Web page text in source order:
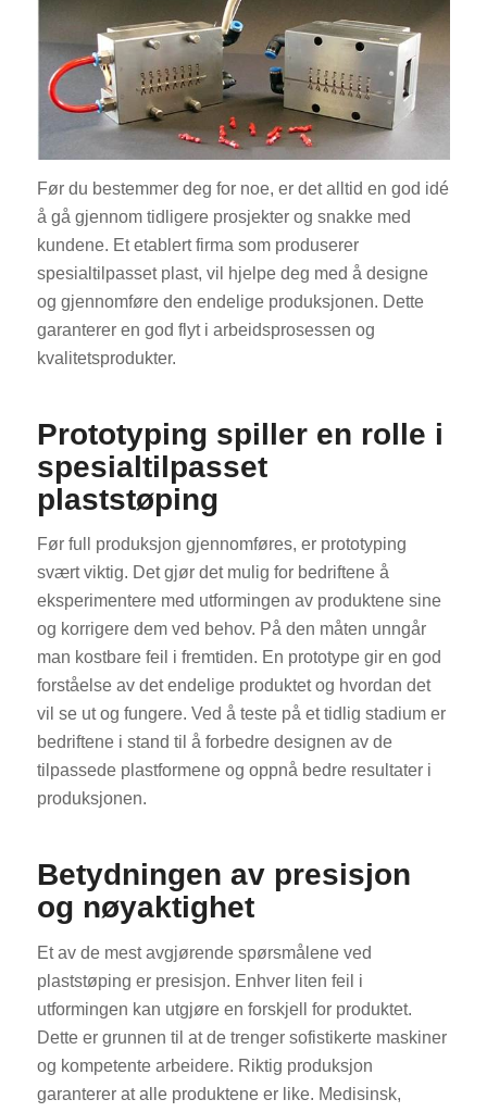
Før du bestemmer deg for noe, er det alltid en god idé
å gå gjennom tidligere prosjekter og snakke med
kundene. Et etablert firma som produserer
spesialtilpasset plast, vil hjelpe deg med å designe
og gjennomføre den endelige produksjonen. Dette
garanterer en god flyt i arbeidsprosessen og
kvalitetsprodukter.
Prototyping spiller en rolle i
spesialtilpasset
plaststøping
Før full produksjon gjennomføres, er prototyping
svært viktig. Det gjør det mulig for bedriftene å
eksperimentere med utformingen av produktene sine
og korrigere dem ved behov. På den måten unngår
man kostbare feil i fremtiden. En prototype gir en god
forståelse av det endelige produktet og hvordan det
vil se ut og fungere. Ved å teste på et tidlig stadium er
bedriftene i stand til å forbedre designen av de
tilpassede plastformene og oppnå bedre resultater i
produksjonen.
Betydningen av presisjon
og nøyaktighet
Et av de mest avgjørende spørsmålene ved
plaststøping er presisjon. Enhver liten feil i
utformingen kan utgjøre en forskjell for produktet.
Dette er grunnen til at de trenger sofistikerte maskiner
og kompetente arbeidere. Riktig produksjon
garanterer at alle produktene er like. Medisinsk,